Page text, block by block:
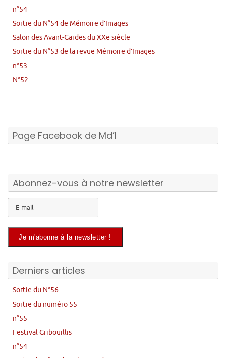
n°54
Sortie du N°54 de Mémoire d’Images
Salon des Avant-Gardes du XXe siècle
Sortie du N°53 de la revue Mémoire d’Images
n°53
N°52
Page Facebook de Md’I
Abonnez-vous à notre newsletter
Derniers articles
Sortie du N°56
Sortie du numéro 55
n°55
Festival Gribouillis
n°54